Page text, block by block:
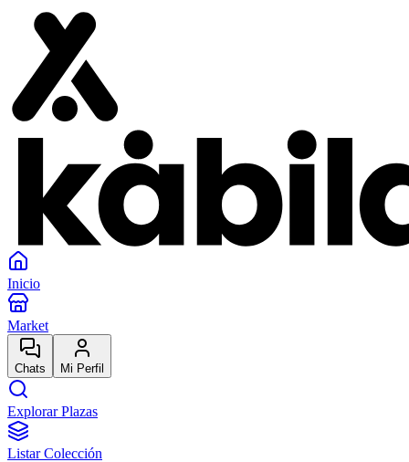
Inicio
Market
Chats Mi Perfil
Explorar Plazas
Listar Colección